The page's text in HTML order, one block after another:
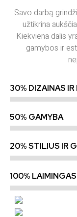
Savo darbą
užtikrina
Kiekviena dalis
gamybos ir
30% DIZAINAS
50% GAMYBA
20% STILIUS IR
100%